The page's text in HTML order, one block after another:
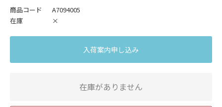
商品コード
A7094005
在庫
×
入荷案内申し込み
在庫がありません